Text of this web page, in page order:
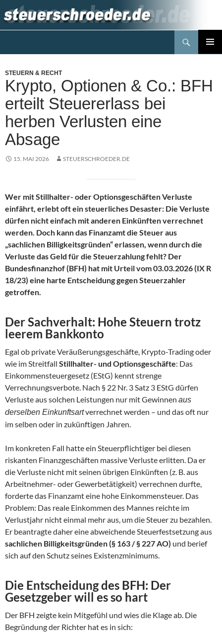
Inhalt
springen
STEUERN & RECHT
Krypto, Optionen & Co.: BFH
erteilt Steuererlass bei
herben Verlusten eine
Absage
15. MAI 2026 STEUERSCHROEDER.DE
Wer mit Stillhalter- oder Optionsgeschäften Verluste
einfährt, erlebt oft ein steuerliches Desaster: Die Verluste
dürfen nicht einfach mit anderen Einkünften verrechnet
werden. Doch kann das Finanzamt die Steuer aus
„sachlichen Billigkeitsgründen“ erlassen, wenn durch die
Verluste das Geld für die Steuerzahlung fehlt? Der
Bundesfinanzhof (BFH) hat mit Urteil vom 03.03.2026 (IX R
18/23) eine harte Entscheidung gegen Steuerzahler
getroffen.
Der Sachverhalt: Hohe Steuern trotz
leerem Bankkonto
Egal ob private Veräußerungsgeschäfte, Krypto-Trading oder
wie im Streitfall Stillhalter- und Optionsgeschäfte: Das
Einkommensteuergesetz (EStG) kennt strenge
Verrechnungsverbote. Nach § 22 Nr. 3 Satz 3 EStG dürfen
Verluste aus solchen Leistungen nur mit Gewinnen aus
derselben Einkunftsartverrechnet werden – und das oft nur
im selben oder in zukünftigen Jahren.
Im konkreten Fall hatte ein Steuerpflichtiger bei diesen
riskanten Finanzgeschäften massive Verluste erlitten. Da er
die Verluste nicht mit seinen übrigen Einkünften (z. B. aus
Arbeitnehmer- oder Gewerbetätigkeit) verrechnen durfte,
forderte das Finanzamt eine hohe Einkommensteuer. Das
Problem: Das reale Einkommen des Mannes reichte im
Verlustjahr nicht einmal mehr aus, um die Steuer zu bezahlen.
Er beantragte daher eine abweichende Steuerfestsetzung aus
sachlichen Billigkeitsgründen (§ 163 / § 227 AO) und berief
sich auf den Schutz seines Existenzminimums.
Die Entscheidung des BFH: Der
Gesetzgeber will es so hart
Der BFH zeigte kein Mitgefühl und wies die Klage ab. Die
Begründung der Richter hat es in sich: